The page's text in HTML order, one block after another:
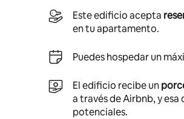
Este edificio acepta
en tu apartamento.
Puedes hospedar un
El edificio recibe un
a través de Airbnb, y
potenciales.